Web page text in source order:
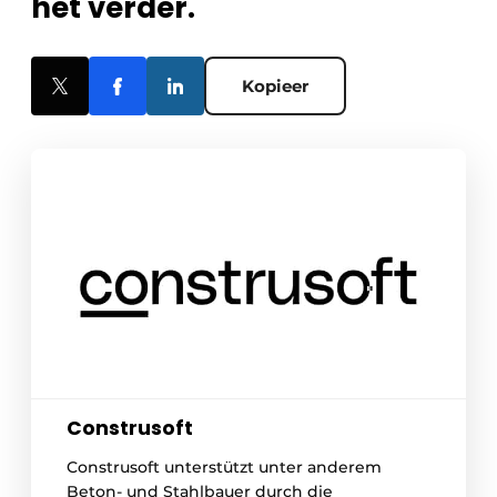
Kopieer
Construsoft
Construsoft unterstützt unter anderem
Beton- und Stahlbauer durch die